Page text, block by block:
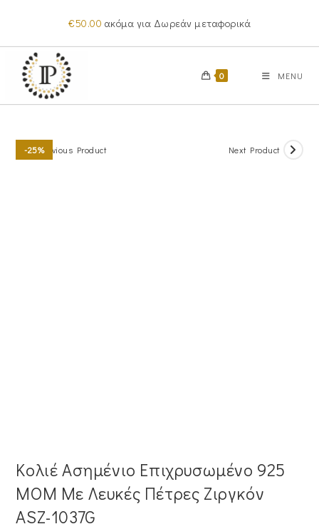
content
€50.00 ακόμα για Δωρεάν μεταφορικά
0 MENU
-25%Previous Product Next Product
Κολιέ Ασημένιο Επιχρυσωμένο 925
MOM Με Λευκές Πέτρες Ζιργκόν
ASZ-1037G